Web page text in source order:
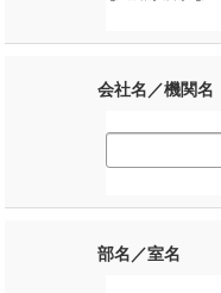
会社名／機関名
部名／室名